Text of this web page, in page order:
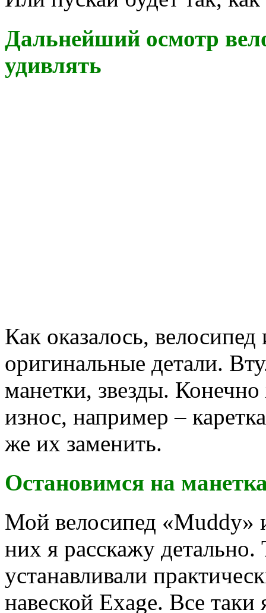
Дальнейший осмотр
удивлять
Как оказалось,
оригинальные детали.
манетки, звезды.
износ, например –
же их заменить.
Остановимся на
Мой велосипед «Muddy»
них я расскажу детально.
устанавливали
навеской Exage. Все